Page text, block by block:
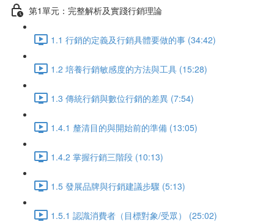
第1單元：完整解析及實踐行銷理論
1.1 行銷的定義及行銷具體要做的事 (34:42)
1.2 培養行銷敏感度的方法與工具 (15:28)
1.3 傳統行銷與數位行銷的差異 (7:54)
1.4.1 釐清目的與開始前的準備 (13:05)
1.4.2 掌握行銷三階段 (10:13)
1.5 發展品牌與行銷建議步驟 (5:13)
1.5.1 認識消費者（目標對象/受眾） (25:02)